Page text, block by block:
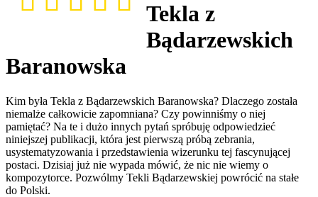
Tekla z
Bądarzewskich
Baranowska
Kim była Tekla z Bądarzewskich Baranowska? Dlaczego została
niemalże całkowicie zapomniana? Czy powinniśmy o niej
pamiętać? Na te i dużo innych pytań spróbuję odpowiedzieć
niniejszej publikacji, która jest pierwszą próbą zebrania,
usystematyzowania i przedstawienia wizerunku tej fascynującej
postaci. Dzisiaj już nie wypada mówić, że nic nie wiemy o
kompozytorce. Pozwólmy Tekli Bądarzewskiej powrócić na stałe
do Polski.